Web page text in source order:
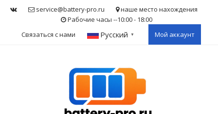
service@battery-pro.ru
наше место нахождения
Рабочие часы --10:00 - 18:00
Связаться с нами
Русский ▼ Мой аккаунт